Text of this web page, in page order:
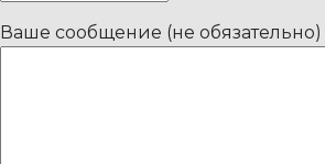
Ваше сообщение (не обязательно)